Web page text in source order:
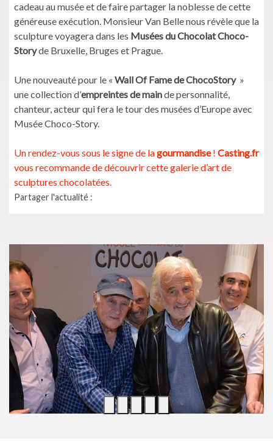
cadeau au musée et de faire partager la noblesse de cette
généreuse exécution. Monsieur Van Belle nous révèle que la
sculpture voyagera dans les Musées du Chocolat Choco-
Storyde Bruxelle, Bruges et Prague.
Une nouveauté pour le « Wall Of Fame de ChocoStory»
une collection d’empreintes de mainde personnalité,
chanteur, acteur qui fera le tour des musées d’Europe avec
Musée Choco-Story.
Un rendez-vous sous le signe de lagourmandise! Casting.fr
vous recommande de découvrir cette galerie d’art de
sculptures chocolatées.
Partager l'actualité :